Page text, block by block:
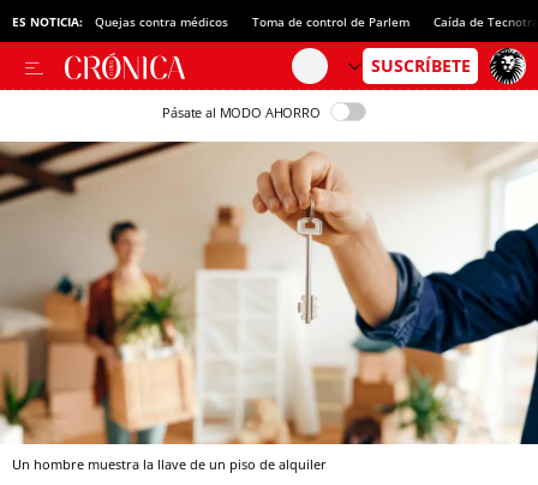
ES NOTICIA: Quejas contra médicos Toma de control de Parlem Caída de
Pásate al MODO AHORRO
Un hombre muestra la llave de un piso de alquiler